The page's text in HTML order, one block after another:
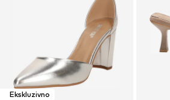
Ekskluzivno